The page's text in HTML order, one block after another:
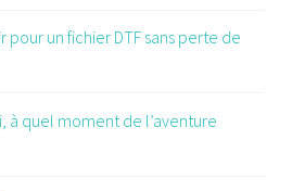
un fichier DTF sans perte de
à quel moment de l’aventure